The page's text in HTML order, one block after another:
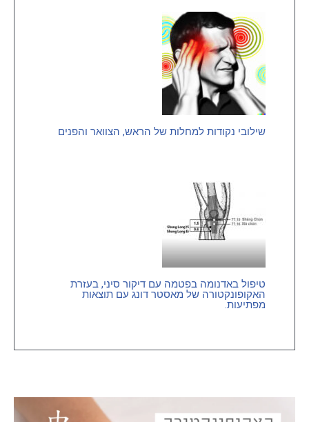
שילובי נקודות למחלות של הראש, הצוואר והפנים
טיפול באדנומה בפטמה עם דיקור סיני, בעזרת
האקופונקטורה של מאסטר דונג עם תוצאות
מפתיעות.